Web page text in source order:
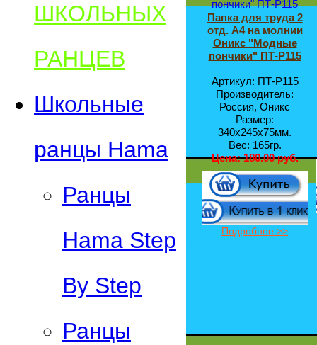
ШКОЛЬНЫХ
РАНЦЕВ
Школьные
ранцы Hama
Ранцы
Hama Step
By Step
Ранцы
Папка для труда 2
отд. А4 на молнии
Оникс "Модные
пончики" ПТ-Р115
Артикул: ПТ-Р115
Производитель:
Россия, Оникс
Размер:
340х245х75мм.
Вес: 165гр.
Цена:180.00 руб.
Подробнее >>